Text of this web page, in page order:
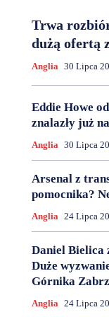
Trwa
dużą ofertą
Anglia 30 Lipca
Eddie Howe
znalazły już
Anglia 30 Lipca
Arsenal z
pomocnika?
Anglia 24 Lipca
Daniel Bielica
Duże
Górnika
Anglia 24 Lipca